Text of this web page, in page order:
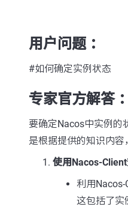
用户问题 ：
#如何确定实例状态
专家官方解答 ：
要确定Nacos中实例的
是根据提供的知识内容
使用Nacos-
利用Nacos-
这包括了实